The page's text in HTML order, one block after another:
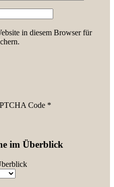
in diesem Browser für
Code *
im Überblick